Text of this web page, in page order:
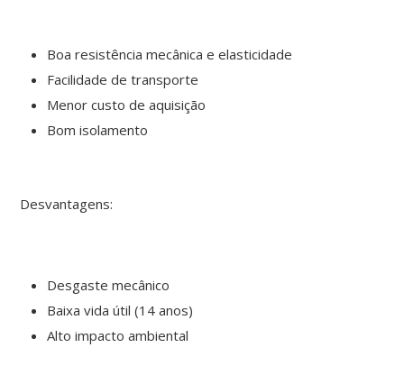
Boa resistência mecânica e elasticidade
Facilidade de transporte
Menor custo de aquisição
Bom isolamento
Desvantagens:
Desgaste mecânico
Baixa vida útil (14 anos)
Alto impacto ambiental